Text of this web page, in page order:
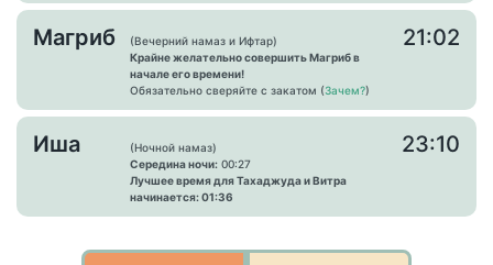
Магриб
(Вечерний намаз и Ифтар)
Крайне желательно совершить Магриб в
начале его времени!
Обязательно сверяйте с закатом (Зачем?)
21:02
Иша
(Ночной намаз)
Середина ночи: 00:27
Лучшее время для Тахаджуда и Витра
начинается: 01:36
23:10